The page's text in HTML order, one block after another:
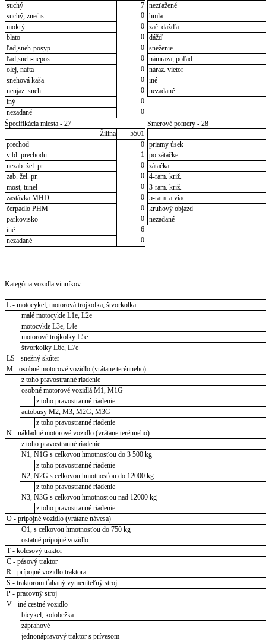
suchý
7
suchý, znečis.
0
mokrý
0
blato
0
ľad,sneh-posyp.
0
ľad,sneh-nepos.
0
olej, nafta
0
snehová kaša
0
neujaz. sneh
0
iný
0
nezadané
0
nezťažené
hmla
zač. dažďa
dážď
sneženie
námraza, poľad.
náraz. vietor
iné
nezadané
Špecifikácia miesta - 27
Žilina
5501
prechod
0
v bl. prechodu
1
nezab. žel. pr.
0
zab. žel. pr.
0
most, tunel
0
zastávka MHD
0
čerpadlo PHM
0
parkovisko
0
iné
6
nezadané
0
Smerové pomery - 28
priamy úsek
po zátačke
zátačka
4-ram. križ.
3-ram. križ.
5-ram. a viac
kruhový objazd
nezadané
Kategória vozidla vinníkov
L - motocykel, motorová trojkolka, štvorkolka
malé motocykle L1e, L2e
motocykle L3e, L4e
motorové trojkolky L5e
štvorkolky L6e, L7e
LS - snežný skúter
M - osobné motorové vozidlo (vrátane terénneho)
z toho pravostranné riadenie
osobné motorové vozidlá M1, M1G
z toho pravostranné riadenie
autobusy M2, M3, M2G, M3G
z toho pravostranné riadenie
N - nákladné motorové vozidlo (vrátane terénneho)
z toho pravostranné riadenie
N1, N1G s celkovou hmotnosťou do 3 500 kg
z toho pravostranné riadenie
N2, N2G s celkovou hmotnosťou do 12000 kg
z toho pravostranné riadenie
N3, N3G s celkovou hmotnosťou nad 12000 kg
z toho pravostranné riadenie
O - prípojné vozidlo (vrátane návesa)
O1, s celkovou hmotnosťou do 750 kg
ostatné prípojné vozidlo
T - kolesový traktor
C - pásový traktor
R - prípojné vozidlo traktora
S - traktorom ťahaný vymeniteľný stroj
P - pracovný stroj
V - iné cestné vozidlo
bicykel, kolobežka
záprahové
jednonápravový traktor s prívesom